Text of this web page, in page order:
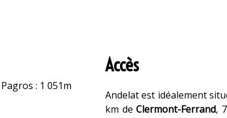
: 1 051m
Accès
Andelat est idéalement
km deClermont-Ferrand,